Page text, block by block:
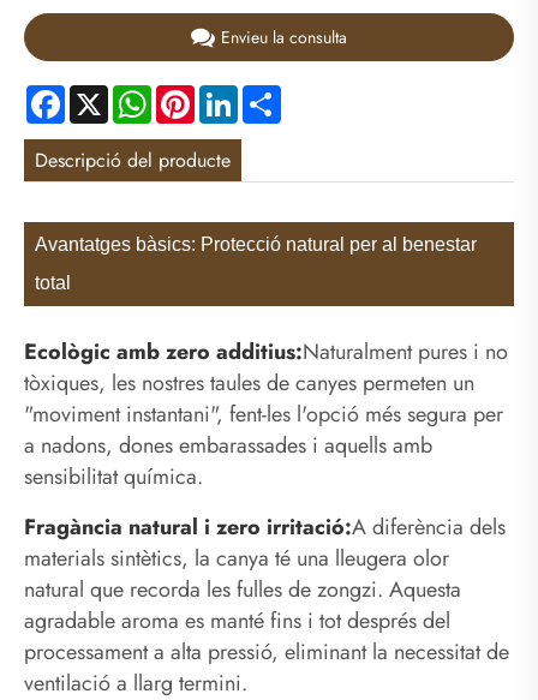
Envieu la consulta
Facebook
X WhatsApp
PinterestLinkedIn
Descripció del producte
Avantatges bàsics: Protecció natural per al benestar
total
Ecològic amb zero additius:Naturalment pures i no
tòxiques, les nostres taules de canyes permeten un
"moviment instantani", fent-les l'opció més segura per
a nadons, dones embarassades i aquells amb
sensibilitat química.
Fragància natural i zero irritació:A diferència dels
materials sintètics, la canya té una lleugera olor
natural que recorda les fulles de zongzi. Aquesta
agradable aroma es manté fins i tot després del
processament a alta pressió, eliminant la necessitat de
ventilació a llarg termini.